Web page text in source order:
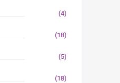
(4)
(18)
(5)
(18)